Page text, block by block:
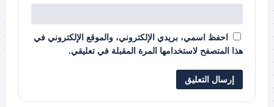
احفظ اسمي، بريدي الإلكتروني، والموقع الإلكتروني في
هذا المتصفح لاستخدامها المرة المقبلة في تعليقي.